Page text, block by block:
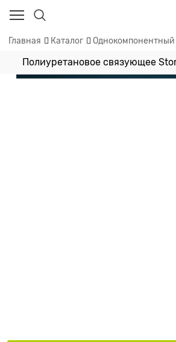
Главная Каталог Однокомпонентный
Полиуретановое связующее